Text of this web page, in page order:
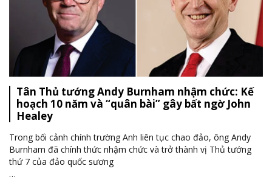
Tân Thủ tướng Andy Burnham nhậm chức: Kế
hoạch 10 năm và “quân bài” gây bất ngờ John
Healey
Trong bối cảnh chính trường Anh liên tục chao đảo, ông Andy
Burnham đã chính thức nhậm chức và trở thành vị Thủ tướng
thứ 7 của đảo quốc sương
…